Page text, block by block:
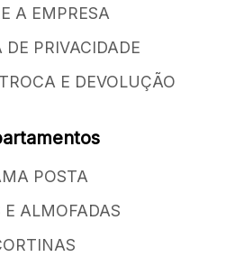
A EMPRESA
DE PRIVACIDADE
E DEVOLUÇÃO
POSTA
E ALMOFADAS